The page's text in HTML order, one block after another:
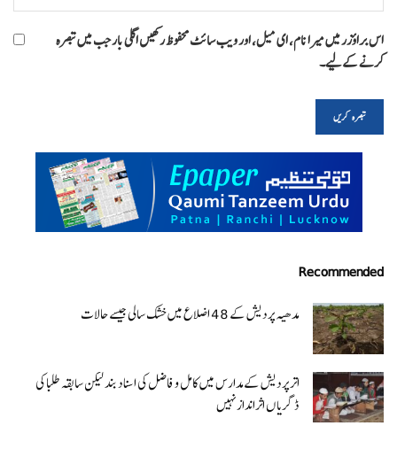
اس براؤزر میں میرا نام، ای میل، اور ویب سائٹ محفوظ رکھیں اگلی بار جب میں تبصرہ
کرنے کےلیے۔
Recommended
مدھیہ پردیش کے 48 اضلاع میں خشک سالی جیسے حالات
اتر پردیش کےمدارس میں کامل و فاضل کی اسناد بند لیکن سابقہ طلبا کی
ڈگریا ں اثرانداز نہیں